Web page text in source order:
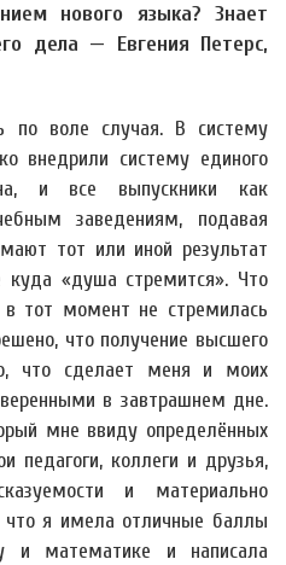
нового языка? Знает
дела — Евгения Петерс,
по воле случая. В систему
внедрили систему единого
и все выпускники как
заведениям, подавая
тот или иной результат
куда «душа стремится». Что
тот момент не стремилась
что получение высшего
что сделает меня и моих
в завтрашнем дне.
мне ввиду определённых
педагоги, коллеги и друзья,
и материально
что я имела отличные баллы
и математике и написала